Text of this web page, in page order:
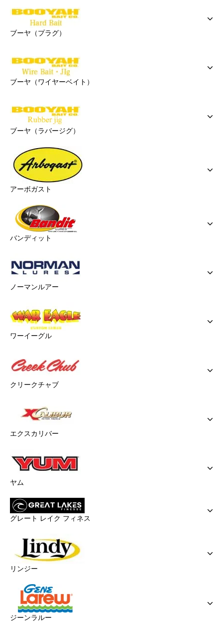
ブーヤ（プラグ）
ブーヤ（ワイヤーベイト）
ブーヤ（ラバージグ）
アーボガスト
バンディット
ノーマンルアー
ワーイーグル
クリークチャブ
エクスカリバー
ヤム
グレート レイク フィネス
リンジー
ジーンラルー